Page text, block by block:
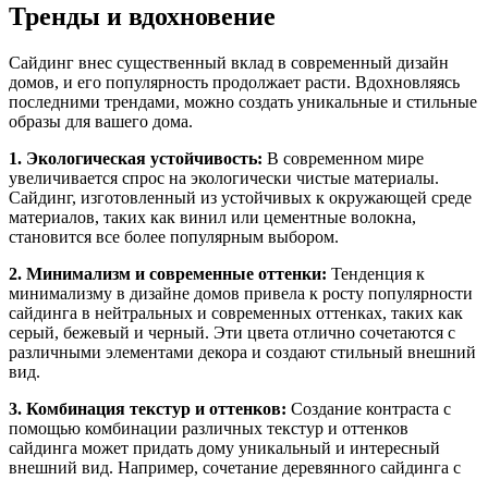
Тренды и вдохновение
Сайдинг внес существенный вклад в современный дизайн
домов, и его популярность продолжает расти. Вдохновляясь
последними трендами, можно создать уникальные и стильные
образы для вашего дома.
1. Экологическая устойчивость: В современном мире
увеличивается спрос на экологически чистые материалы.
Сайдинг, изготовленный из устойчивых к окружающей среде
материалов, таких как винил или цементные волокна,
становится все более популярным выбором.
2. Минимализм и современные оттенки: Тенденция к
минимализму в дизайне домов привела к росту популярности
сайдинга в нейтральных и современных оттенках, таких как
серый, бежевый и черный. Эти цвета отлично сочетаются с
различными элементами декора и создают стильный внешний
вид.
3. Комбинация текстур и оттенков: Создание контраста с
помощью комбинации различных текстур и оттенков
сайдинга может придать дому уникальный и интересный
внешний вид. Например, сочетание деревянного сайдинга с